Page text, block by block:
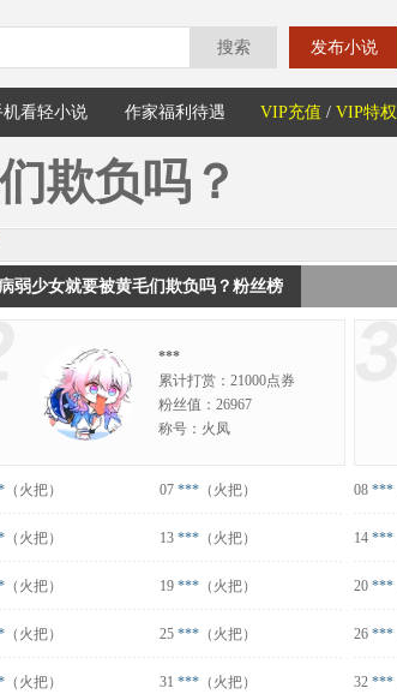
搜索 发布小说
机看轻小说 作家福利待遇 VIP充值 / VIP特权
欺负吗？
弱少女就要被黄毛们欺负吗？粉丝榜
***
累计打赏：21000点券
粉丝值：26967
称号：火凤
（火把） 07 *** （火把） 08 ***
（火把） 13 *** （火把） 14 ***
（火把） 19 *** （火把） 20 ***
（火把） 25 *** （火把） 26 ***
（火把） 31 *** （火把） 32 ***